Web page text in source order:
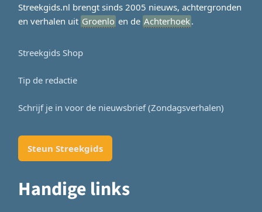
Streekgids.nl brengt sinds 2005 nieuws, achtergronden
en verhalen uit Groenlo en de Achterhoek.
Streekgids Shop
Tip de redactie
Schrijf je in voor de nieuwsbrief (Zondagsverhalen)
Steun Streekgids
Handige links